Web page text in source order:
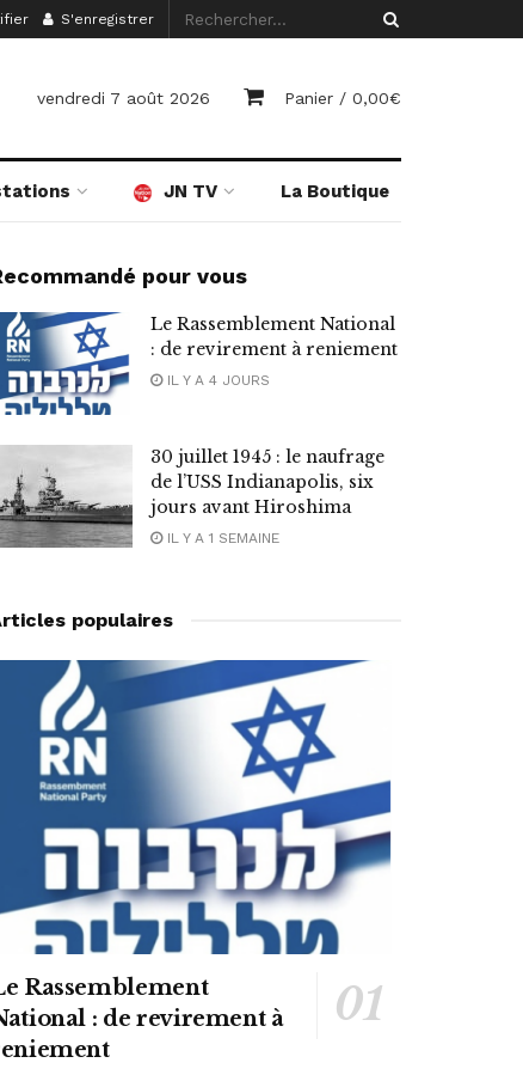
S'enregistrer
vendredi 7 août 2026 Panier / 0,00€
JN TV La Boutique
pour vous
Le Rassemblement National
: de revirement à reniement
IL Y A 4 JOURS
30 juillet 1945 : le naufrage
de l’USS Indianapolis, six
jours avant Hiroshima
IL Y A 1 SEMAINE
populaires
Rassemblement
: de revirement à